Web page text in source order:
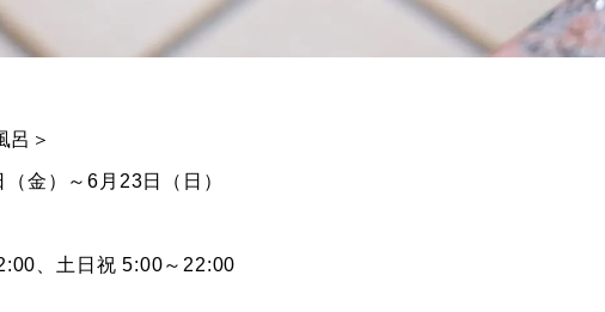
呂＞
金）～6月23日（日）
、土日祝 5:00～22:00